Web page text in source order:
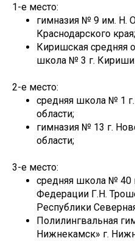
1-е место:
гимназия № 9 им. Н.
Краснодарского края;
Киришская средняя
школа № 3 г. Кириши
2-е место:
средняя школа № 1
области;
гимназия № 13 г.
области;
3-е место:
средняя школа № 40
Федерации Г.Н.
Республики
Полилингвальная
Нижнекамск» г.